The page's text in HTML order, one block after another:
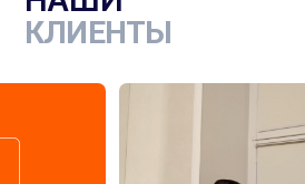
КЛИЕНТЫ